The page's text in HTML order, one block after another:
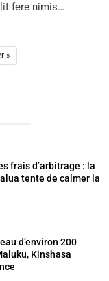
fere nimis…
page
»
frais d’arbitrage : la
tente de calmer la
d’environ 200
Kinshasa